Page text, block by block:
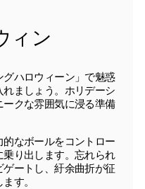
ィン
ハロウィーン」で魅惑
ましょう。ホリデーシ
クな雰囲気に浸る準備
なボールをコントロー
り出します。忘れられ
ートし、紆余曲折が征
す。